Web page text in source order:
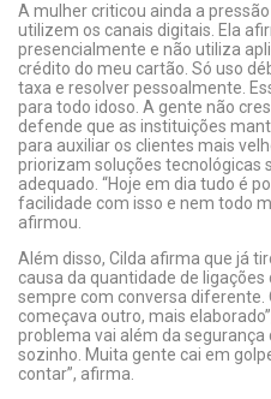
A mulher criticou ainda a
utilizem os canais digitais. Ela
presencialmente e não utiliza
crédito do meu cartão. Só uso
taxa e resolver pessoalmente.
para todo idoso. A gente não
defende que as instituições
para auxiliar os clientes mais
priorizam soluções tecnológicas
adequado. “Hoje em dia tudo é
facilidade com isso e nem todo
afirmou.
Além disso, Cilda afirma que já
causa da quantidade de ligações
sempre com conversa diferente.
começava outro, mais
problema vai além da segurança
sozinho. Muita gente cai em
contar”, afirma.